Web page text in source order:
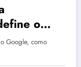
o
Google, como